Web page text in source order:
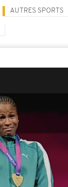
AUTRES SPORTS